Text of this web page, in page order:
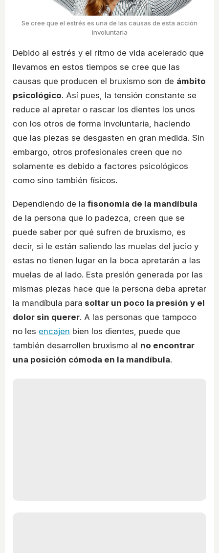
Se cree que el estrés es una de las causas de esta acción
involuntaria
Debido al estrés y el ritmo de vida acelerado que
llevamos en estos tiempos se cree que las
causas que producen el bruxismo son de ámbito
psicológico. Así pues, la tensión constante se
reduce al apretar o rascar los dientes los unos
con los otros de forma involuntaria, haciendo
que las piezas se desgasten en gran medida. Sin
embargo, otros profesionales creen que no
solamente es debido a factores psicológicos
como sino también físicos.
Dependiendo de la fisonomía de la mandíbula
de la persona que lo padezca, creen que se
puede saber por qué sufren de bruxismo, es
decir, si le están saliendo las muelas del jucio y
estas no tienen lugar en la boca apretarán a las
muelas de al lado. Esta presión generada por las
mismas piezas hace que la persona deba apretar
la mandíbula para soltar un poco la presión y el
dolor sin querer. A las personas que tampoco
no les encajen bien los dientes, puede que
también desarrollen bruxismo al no encontrar
una posición cómoda en la mandíbula.